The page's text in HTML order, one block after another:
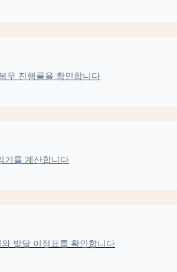
무 진행률을 확인합니다
기를 계산합니다
발달 이정표를 확인합니다